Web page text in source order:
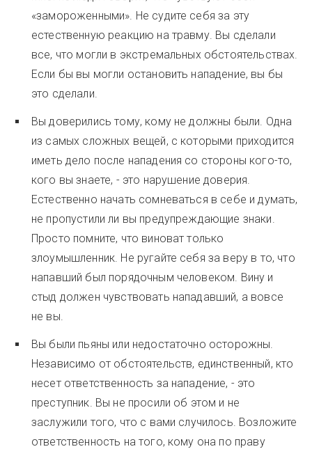
«замороженными». Не судите себя за эту
естественную реакцию на травму. Вы сделали
все, что могли в экстремальных обстоятельствах.
Если бы вы могли остановить нападение, вы бы
это сделали.
Вы доверились тому, кому не должны были. Одна
из самых сложных вещей, с которыми приходится
иметь дело после нападения со стороны кого-то,
кого вы знаете, - это нарушение доверия.
Естественно начать сомневаться в себе и думать,
не пропустили ли вы предупреждающие знаки.
Просто помните, что виноват только
злоумышленник. Не ругайте себя за веру в то, что
напавший был порядочным человеком. Вину и
стыд должен чувствовать нападавший, а вовсе
не вы.
Вы были пьяны или недостаточно осторожны.
Независимо от обстоятельств, единственный, кто
несет ответственность за нападение, - это
преступник. Вы не просили об этом и не
заслужили того, что с вами случилось. Возложите
ответственность на того, кому она по праву